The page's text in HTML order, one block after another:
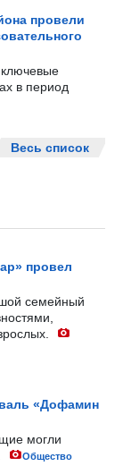
провели
в период
Весь список
провел
семейный
«Дофамин
могли
Общество